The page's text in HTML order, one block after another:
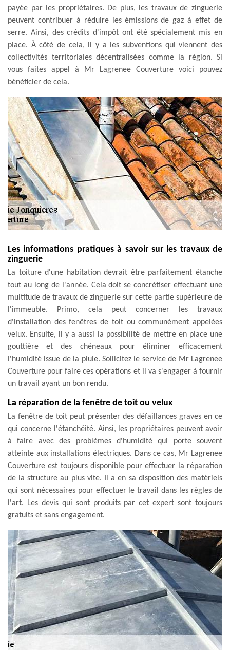
payée par les propriétaires. De plus, les travaux de zinguerie
peuvent contribuer à réduire les émissions de gaz à effet de
serre. Ainsi, des crédits d'impôt ont été spécialement mis en
place. À côté de cela, il y a les subventions qui viennent des
collectivités territoriales décentralisées comme la région. Si
vous faites appel à Mr Lagrenee Couverture voici pouvez
bénéficier de cela.
Les informations pratiques à savoir sur les travaux de
zinguerie
La toiture d'une habitation devrait être parfaitement étanche
tout au long de l'année. Cela doit se concrétiser effectuant une
multitude de travaux de zinguerie sur cette partie supérieure de
l'immeuble. Primo, cela peut concerner les travaux
d'installation des fenêtres de toit ou communément appelées
velux. Ensuite, il y a aussi la possibilité de mettre en place une
gouttière et des chéneaux pour éliminer efficacement
l'humidité issue de la pluie. Sollicitez le service de Mr Lagrenee
Couverture pour faire ces opérations et il va s'engager à fournir
un travail ayant un bon rendu.
La réparation de la fenêtre de toit ou velux
La fenêtre de toit peut présenter des défaillances graves en ce
qui concerne l'étanchéité. Ainsi, les propriétaires peuvent avoir
à faire avec des problèmes d'humidité qui porte souvent
atteinte aux installations électriques. Dans ce cas, Mr Lagrenee
Couverture est toujours disponible pour effectuer la réparation
de la structure au plus vite. Il a en sa disposition des matériels
qui sont nécessaires pour effectuer le travail dans les règles de
l'art. Les devis qui sont produits par cet expert sont toujours
gratuits et sans engagement.